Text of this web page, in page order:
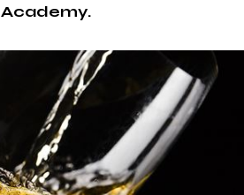
Academy.